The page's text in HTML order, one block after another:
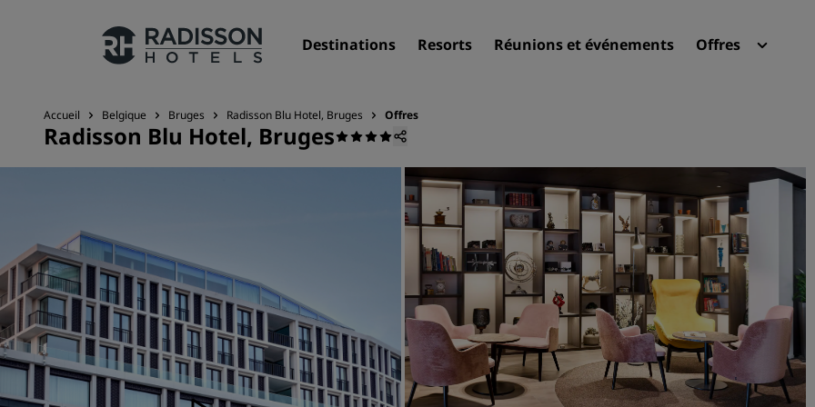
Destinations Resorts Réunions et événements Offres
Nos enseignes
Resorts
Appartements hôteliers
Hôtels d'aéroport
Nouveaux et futurs hôtels
Réunions et événements
Découvrez Radisson
Accueil Belgique Bruges Radisson Blu Hotel, Bruges Offres
Radisson Blu Hotel, Bruges